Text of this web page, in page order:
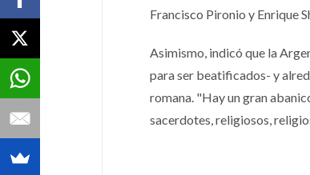
Francisco Pironio y Enrique
Asimismo, indicó que la
para ser beatificados- y
romana. "Hay un gran
sacerdotes, religiosos,